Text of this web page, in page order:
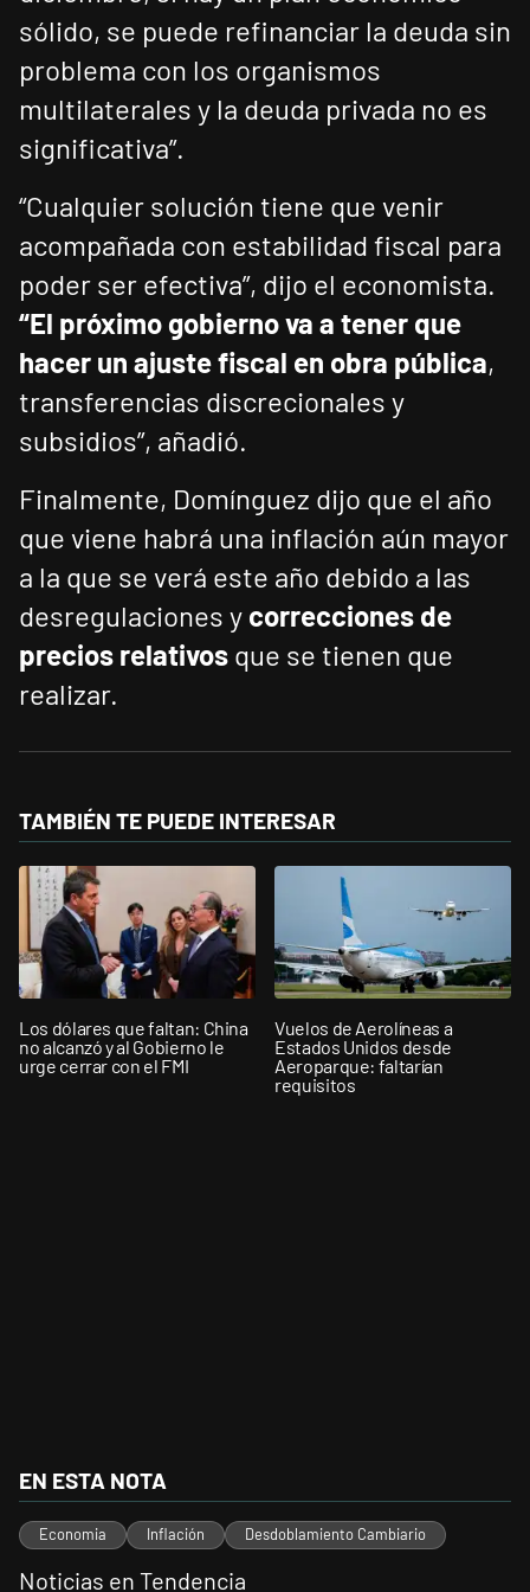
sólido, se puede refinanciar la deuda sin
problema con los organismos
multilaterales y la deuda privada no es
significativa”.
“Cualquier solución tiene que venir
acompañada con estabilidad fiscal para
poder ser efectiva”, dijo el economista.
“El próximo gobierno va a tener que
hacer un ajuste fiscal en obra pública,
transferencias discrecionales y
subsidios”, añadió.
Finalmente, Domínguez dijo que el año
que viene habrá una inflación aún mayor
a la que se verá este año debido a las
desregulaciones y correcciones de
precios relativos que se tienen que
realizar.
TAMBIÉN TE PUEDE INTERESAR
Los dólares que faltan: China
no alcanzó y al Gobierno le
urge cerrar con el FMI
Vuelos de Aerolíneas a
Estados Unidos desde
Aeroparque: faltarían
requisitos
EN ESTA NOTA
Economia Inflación Desdoblamiento Cambiario
Noticias en Tendencia